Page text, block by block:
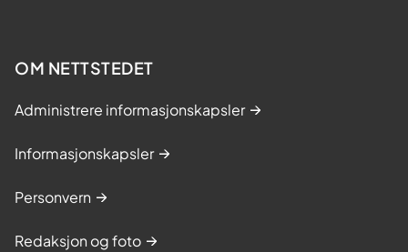
OM NETTSTEDET
Administrere informasjonskapsler
Informasjonskapsler
Personvern
Redaksjon og foto